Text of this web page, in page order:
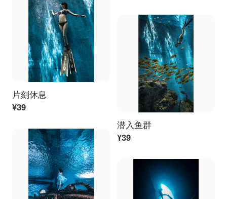
片刻休息
¥39
潜入鱼群
¥39